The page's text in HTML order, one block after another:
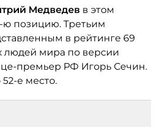
Медведев в этом
ю позицию. Третьим
в рейтинге 69
людей мира по версии
премьер РФ Игорь Сечин.
е место.